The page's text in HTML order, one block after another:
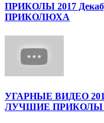
ПРИКОЛЫ 2017
ПРИКОЛЮХА
УГАРНЫЕ ВИДЕО
ЛУЧШИЕ ПРИКОЛЫ